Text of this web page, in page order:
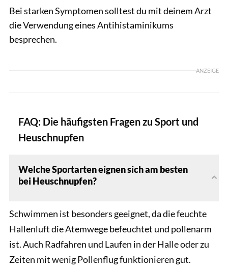
Bei starken Symptomen solltest du mit deinem Arzt
die Verwendung eines Antihistaminikums
besprechen.
ANZEIGE
FAQ: Die häufigsten Fragen zu Sport und
Heuschnupfen
Welche Sportarten eignen sich am besten
bei Heuschnupfen?
Schwimmen ist besonders geeignet, da die feuchte
Hallenluft die Atemwege befeuchtet und pollenarm
ist. Auch Radfahren und Laufen in der Halle oder zu
Zeiten mit wenig Pollenflug funktionieren gut.